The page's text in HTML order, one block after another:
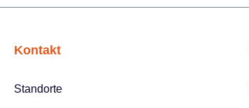
Kontakt
Standorte